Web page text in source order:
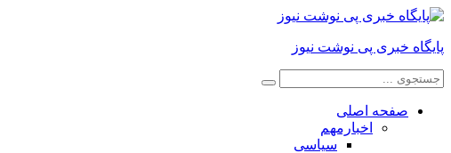
پایگاه خبری پی نوشت نیوز
صفحه اصلی
اخبارمهم
سیاسی